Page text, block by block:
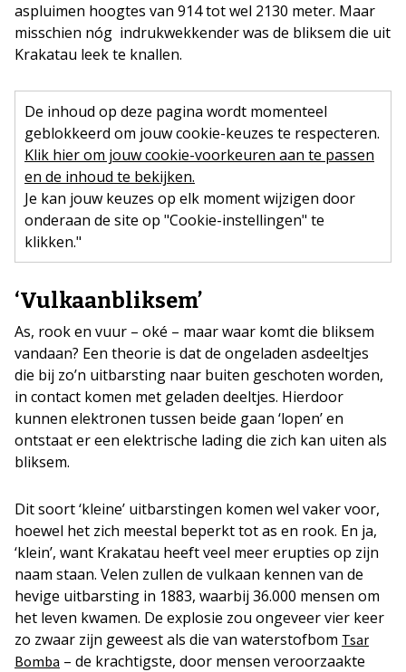
aspluimen hoogtes van 914 tot wel 2130 meter. Maar
misschien nóg indrukwekkender was de bliksem die uit
Krakatau leek te knallen.
De inhoud op deze pagina wordt momenteel
geblokkeerd om jouw cookie-keuzes te respecteren.
Klik hier om jouw cookie-voorkeuren aan te passen
en de inhoud te bekijken.
Je kan jouw keuzes op elk moment wijzigen door
onderaan de site op "Cookie-instellingen" te
klikken."
‘Vulkaanbliksem’
As, rook en vuur – oké – maar waar komt die bliksem
vandaan? Een theorie is dat de ongeladen asdeeltjes
die bij zo’n uitbarsting naar buiten geschoten worden,
in contact komen met geladen deeltjes. Hierdoor
kunnen elektronen tussen beide gaan ‘lopen’ en
ontstaat er een elektrische lading die zich kan uiten als
bliksem.
Dit soort ‘kleine’ uitbarstingen komen wel vaker voor,
hoewel het zich meestal beperkt tot as en rook. En ja,
‘klein’, want Krakatau heeft veel meer erupties op zijn
naam staan. Velen zullen de vulkaan kennen van de
hevige uitbarsting in 1883, waarbij 36.000 mensen om
het leven kwamen. De explosie zou ongeveer vier keer
zo zwaar zijn geweest als die van waterstofbom Tsar
Bomba – de krachtigste, door mensen veroorzaakte